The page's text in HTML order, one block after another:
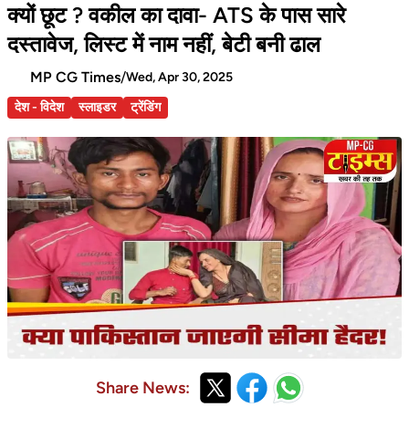
क्यों छूट ? वकील का दावा- ATS के पास सारे
दस्तावेज, लिस्ट में नाम नहीं, बेटी बनी ढाल
MP CG Times/Wed, Apr 30, 2025
देश - विदेश
स्लाइडर ट्रेंडिंग
Share News: